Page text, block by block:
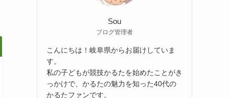
Sou
ブログ管理者
こんにちは！岐阜県からお届けしていま
す。
私の子どもが競技かるたを始めたことがき
っかけで、かるたの魅力を知った40代の
かるたファンです。